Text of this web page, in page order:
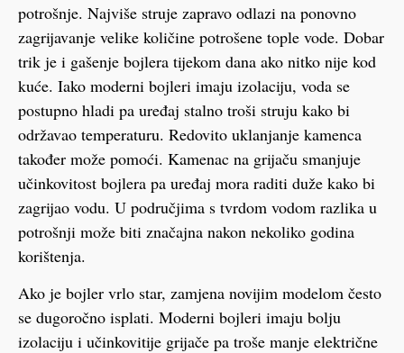
potrošnje. Najviše struje zapravo odlazi na ponovno
zagrijavanje velike količine potrošene tople vode. Dobar
trik je i gašenje bojlera tijekom dana ako nitko nije kod
kuće. Iako moderni bojleri imaju izolaciju, voda se
postupno hladi pa uređaj stalno troši struju kako bi
održavao temperaturu. Redovito uklanjanje kamenca
također može pomoći. Kamenac na grijaču smanjuje
učinkovitost bojlera pa uređaj mora raditi duže kako bi
zagrijao vodu. U područjima s tvrdom vodom razlika u
potrošnji može biti značajna nakon nekoliko godina
korištenja.
Ako je bojler vrlo star, zamjena novijim modelom često
se dugoročno isplati. Moderni bojleri imaju bolju
izolaciju i učinkovitije grijače pa troše manje električne